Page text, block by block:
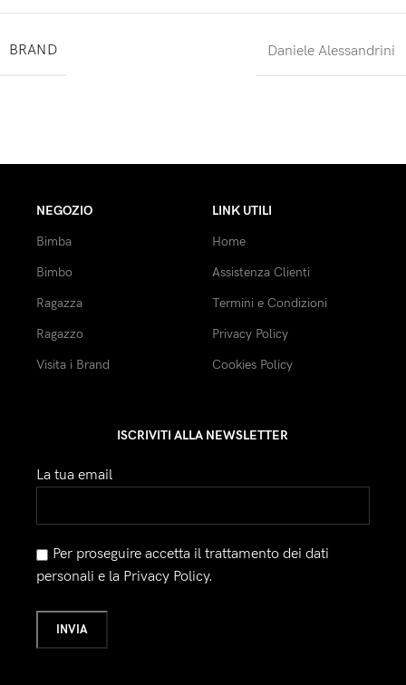
BRAND Daniele Alessandrini
NEGOZIO
Bimba
Bimbo
Ragazza
Ragazzo
Visita i Brand
LINK UTILI
Home
Assistenza Clienti
Termini e Condizioni
Privacy Policy
Cookies Policy
ISCRIVITI ALLA NEWSLETTER
La tua email
Per proseguire accetta il trattamento dei dati
personali e la Privacy Policy.